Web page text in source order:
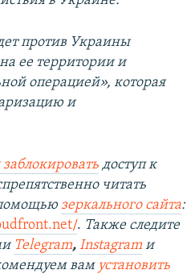
против Украины
ее территории и
операцией», которая
и
доступ к
читать
зеркального сайта:
. Также следите
Telegram, Instagram и
вам установить